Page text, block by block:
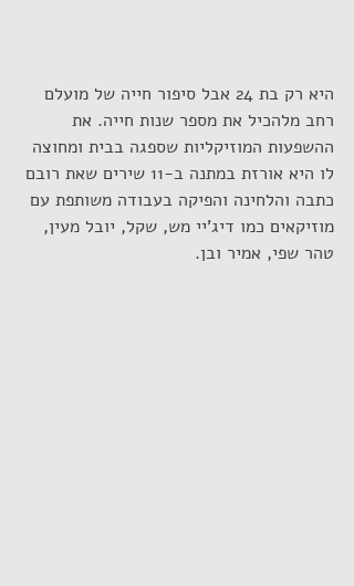
היא רק בת 24 אבל סיפור חייה של מועלם
רחב מלהכיל את מספר שנות חייה. את
ההשפעות המוזיקליות שספגה בבית ומחוצה
לו היא אורזת במתנה ב-11 שירים שאת רובם
כתבה והלחינה והפיקה בעבודה משותפת עם
מוזיקאים כמו דיג'יי מש, שקל, יובל מעין,
טהר שפי, אמיר ובן.